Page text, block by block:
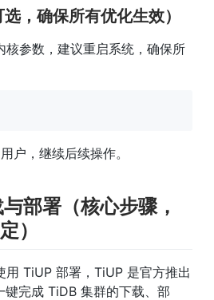
，确保所有优化生效）
核参数，建议重启系统，确保所
户，继续后续操作。
部署（核心步骤，
）
TiUP 部署，TiUP 是官方推出
键完成 TiDB 集群的下载、部